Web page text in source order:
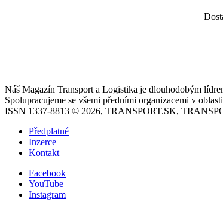
Náš Magazín Transport a Logistika je dlouhodobým
Spolupracujeme se všemi předními organizacemi v
ISSN 1337-8813 © 2026, TRANSPORT.SK,
Předplatné
Inzerce
Kontakt
Facebook
YouTube
Instagram